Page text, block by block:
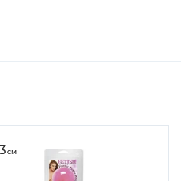
см